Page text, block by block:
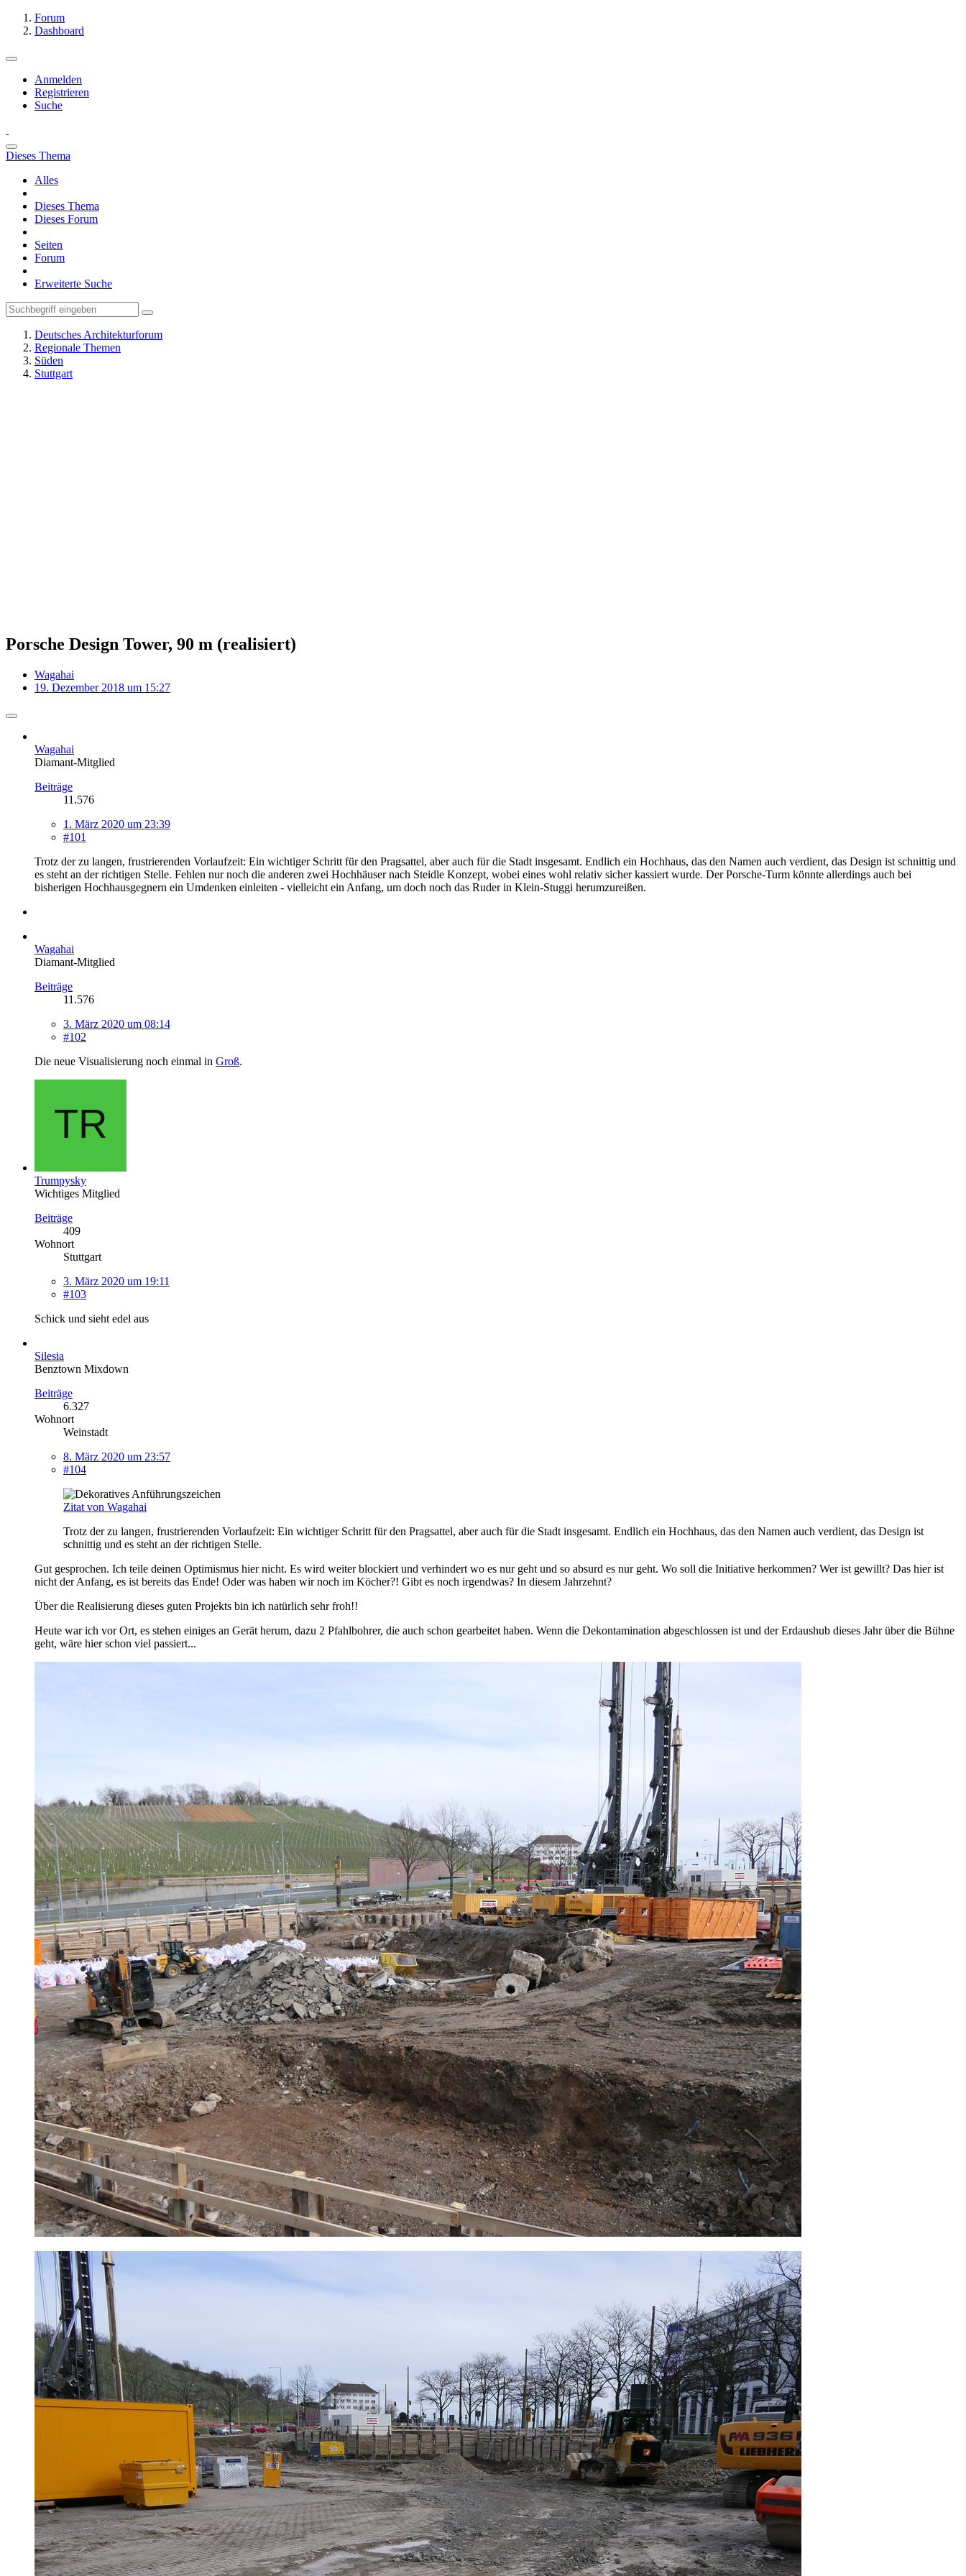
Forum
Dashboard
Anmelden
Registrieren
Suche
Dieses Thema
Alles
Dieses Thema
Dieses Forum
Seiten
Forum
Erweiterte Suche
Deutsches Architekturforum
Regionale Themen
Süden
Stuttgart
Porsche Design Tower, 90 m (realisiert)
Wagahai
19. Dezember 2018 um 15:27
Wagahai
Diamant-Mitglied
Beiträge
11.576
1. März 2020 um 23:39
#101
Trotz der zu langen, frustrierenden Vorlaufzeit: Ein wichtiger Schritt für den Pragsattel, aber auch für die Stadt insgesamt. Endlich ein Hochhaus, das den Namen auch verdient, das Design ist schnittig und
es steht an der richtigen Stelle. Fehlen nur noch die anderen zwei Hochhäuser nach Steidle Konzept, wobei eines wohl relativ sicher kassiert wurde. Der Porsche-Turm könnte allerdings auch bei
bisherigen Hochhausgegnern ein Umdenken einleiten - vielleicht ein Anfang, um doch noch das Ruder in Klein-Stuggi herumzureißen.
Wagahai
Diamant-Mitglied
Beiträge
11.576
3. März 2020 um 08:14
#102
Die neue Visualisierung noch einmal in Groß.
Trumpysky
Wichtiges Mitglied
Beiträge
409
Wohnort
Stuttgart
3. März 2020 um 19:11
#103
Schick und sieht edel aus
Silesia
Benztown Mixdown
Beiträge
6.327
Wohnort
Weinstadt
8. März 2020 um 23:57
#104
Zitat von Wagahai
Trotz der zu langen, frustrierenden Vorlaufzeit: Ein wichtiger Schritt für den Pragsattel, aber auch für die Stadt insgesamt. Endlich ein Hochhaus, das den Namen auch verdient, das Design ist
schnittig und es steht an der richtigen Stelle.
Gut gesprochen. Ich teile deinen Optimismus hier nicht. Es wird weiter blockiert und verhindert wo es nur geht und so absurd es nur geht. Wo soll die Initiative herkommen? Wer ist gewillt? Das hier ist
nicht der Anfang, es ist bereits das Ende! Oder was haben wir noch im Köcher?! Gibt es noch irgendwas? In diesem Jahrzehnt?
Über die Realisierung dieses guten Projekts bin ich natürlich sehr froh!!
Heute war ich vor Ort, es stehen einiges an Gerät herum, dazu 2 Pfahlbohrer, die auch schon gearbeitet haben. Wenn die Dekontamination abgeschlossen ist und der Erdaushub dieses Jahr über die Bühne
geht, wäre hier schon viel passiert...